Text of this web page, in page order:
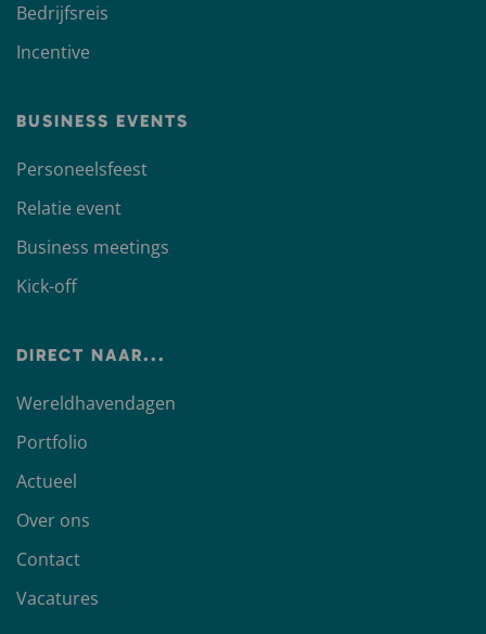
Bedrijfsreis
Incentive
BUSINESS EVENTS
Personeelsfeest
Relatie event
Business meetings
Kick-off
DIRECT NAAR...
Wereldhavendagen
Portfolio
Actueel
Over ons
Contact
Vacatures